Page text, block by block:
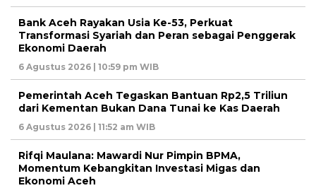
Bank Aceh Rayakan Usia Ke-53, Perkuat
Transformasi Syariah dan Peran sebagai Penggerak
Ekonomi Daerah
6 Agustus 2026 | 10:59 pm WIB
Pemerintah Aceh Tegaskan Bantuan Rp2,5 Triliun
dari Kementan Bukan Dana Tunai ke Kas Daerah
6 Agustus 2026 | 11:52 am WIB
Rifqi Maulana: Mawardi Nur Pimpin BPMA,
Momentum Kebangkitan Investasi Migas dan
Ekonomi Aceh